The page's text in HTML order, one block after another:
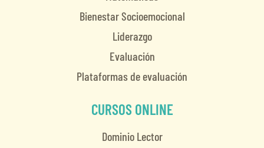
Bienestar Socioemocional
Liderazgo
Evaluación
Plataformas de evaluación
CURSOS ONLINE
Dominio Lector